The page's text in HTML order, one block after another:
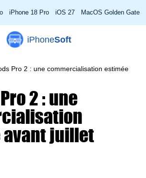
iPhone 18 Pro iOS 27 MacOS Golden Gate
iPhoneSoft
Pro 2 : une commercialisation estimée
2 : une
juillet